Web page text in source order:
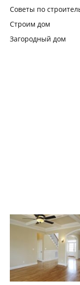
Советы по
Строим дом
Загородный дом